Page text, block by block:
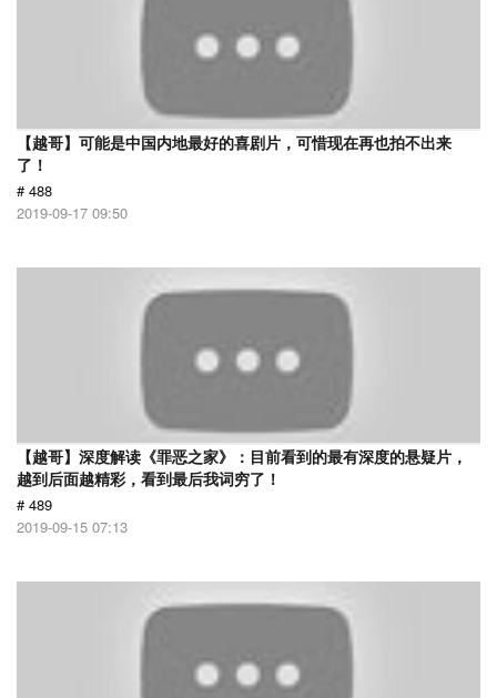
【越哥】可能是中国内地最好的喜剧片，可惜现在再也拍不出来
了！
# 488
2019-09-17 09:50
【越哥】深度解读《罪恶之家》：目前看到的最有深度的悬疑片，
越到后面越精彩，看到最后我词穷了！
# 489
2019-09-15 07:13